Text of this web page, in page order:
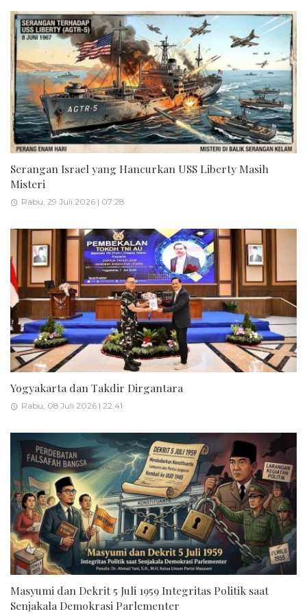
Serangan Israel yang Hancurkan USS Liberty Masih
Misteri
Rabu, 29 Juli 2026 | 07:28
Yogyakarta dan Takdir Dirgantara
Rabu, 08 Juli 2026 | 22:41
Masyumi dan Dekrit 5 Juli 1959 Integritas Politik saat
Senjakala Demokrasi Parlementer